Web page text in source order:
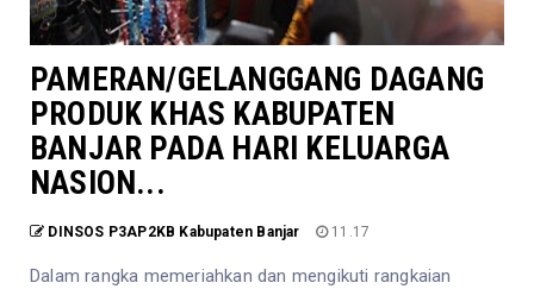
PAMERAN/GELANGGANG DAGANG
PRODUK KHAS KABUPATEN
BANJAR PADA HARI KELUARGA
NASION...
DINSOS P3AP2KB Kabupaten Banjar 11.17
Dalam rangka memeriahkan dan mengikuti rangkaian